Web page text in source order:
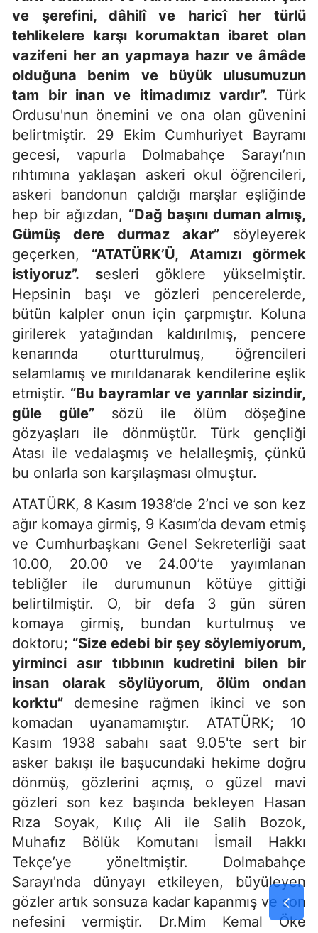
ve şerefini, dâhilî ve haricî her türlü
tehlikelere karşı korumaktan ibaret olan
vazifeni her an yapmaya hazır ve âmâde
olduğuna benim ve büyük ulusumuzun
tam bir inan ve itimadımız vardır”. Türk
Ordusu'nun önemini ve ona olan güvenini
belirtmiştir. 29 Ekim Cumhuriyet Bayramı
gecesi, vapurla Dolmabahçe Sarayı’nın
rıhtımına yaklaşan askeri okul öğrencileri,
askeri bandonun çaldığı marşlar eşliğinde
hep bir ağızdan, “Dağ başını duman almış,
Gümüş dere durmaz akar” söyleyerek
geçerken, “ATATÜRK’Ü, Atamızı görmek
istiyoruz”. sesleri göklere yükselmiştir.
Hepsinin başı ve gözleri pencerelerde,
bütün kalpler onun için çarpmıştır. Koluna
girilerek yatağından kaldırılmış, pencere
kenarında oturtturulmuş, öğrencileri
selamlamış ve mırıldanarak kendilerine eşlik
etmiştir. “Bu bayramlar ve yarınlar sizindir,
güle güle” sözü ile
ölüm döşeğine
gözyaşları ile dönmüştür. Türk gençliği
Atası ile vedalaşmış ve helalleşmiş, çünkü
bu onlarla son karşılaşması olmuştur.
ATATÜRK, 8 Kasım 1938’de 2’nci ve son kez
ağır komaya girmiş, 9 Kasım’da devam etmiş
ve Cumhurbaşkanı Genel Sekreterliği saat
10.00, 20.00 ve 24.00’te yayımlanan
tebliğler ile durumunun kötüye gittiği
belirtilmiştir. O, bir defa 3 gün süren
komaya girmiş, bundan kurtulmuş ve
doktoru; “Size edebi bir şey söylemiyorum,
yirminci asır tıbbının kudretini bilen bir
insan olarak söylüyorum, ölüm ondan
korktu” demesine rağmen ikinci ve son
komadan uyanamamıştır. ATATÜRK; 10
Kasım 1938 sabahı saat 9.05'te sert bir
asker bakışı ile başucundaki hekime doğru
dönmüş, gözlerini açmış, o güzel mavi
gözleri son kez başında bekleyen Hasan
Rıza Soyak, Kılıç Ali ile Salih Bozok,
Muhafız Bölük Komutanı İsmail Hakkı
Tekçe’ye yöneltmiştir. Dolmabahçe
Sarayı'nda dünyayı etkileyen, büyüleyen
gözler artık sonsuza kadar kapanmış ve son
nefesini vermiştir. Dr.Mim Kemal Öke